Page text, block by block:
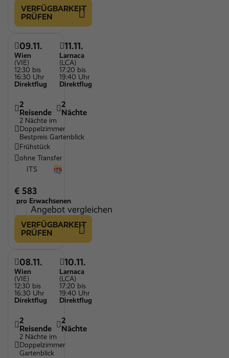
VERFÜGBARKEIT
PRÜFEN
09.11.
Wien
(VIE)
12:30 bis
16:30 Uhr
Direktflug
11.11.
Larnaca
(LCA)
17:20 bis
19:40 Uhr
Direktflug
2
Reisende
2
Nächte
2 Nächte im
Doppelzimmer
Bestpreis Gartenblick
Frühstück
ohne Transfer
ITS
€ 583
pro Erwachsenen
Angebot vergleichen
VERFÜGBARKEIT
PRÜFEN
08.11.
Wien
(VIE)
12:30 bis
16:30 Uhr
Direktflug
10.11.
Larnaca
(LCA)
17:20 bis
19:40 Uhr
Direktflug
2
Reisende
2
Nächte
2 Nächte im
Doppelzimmer
Gartenblick